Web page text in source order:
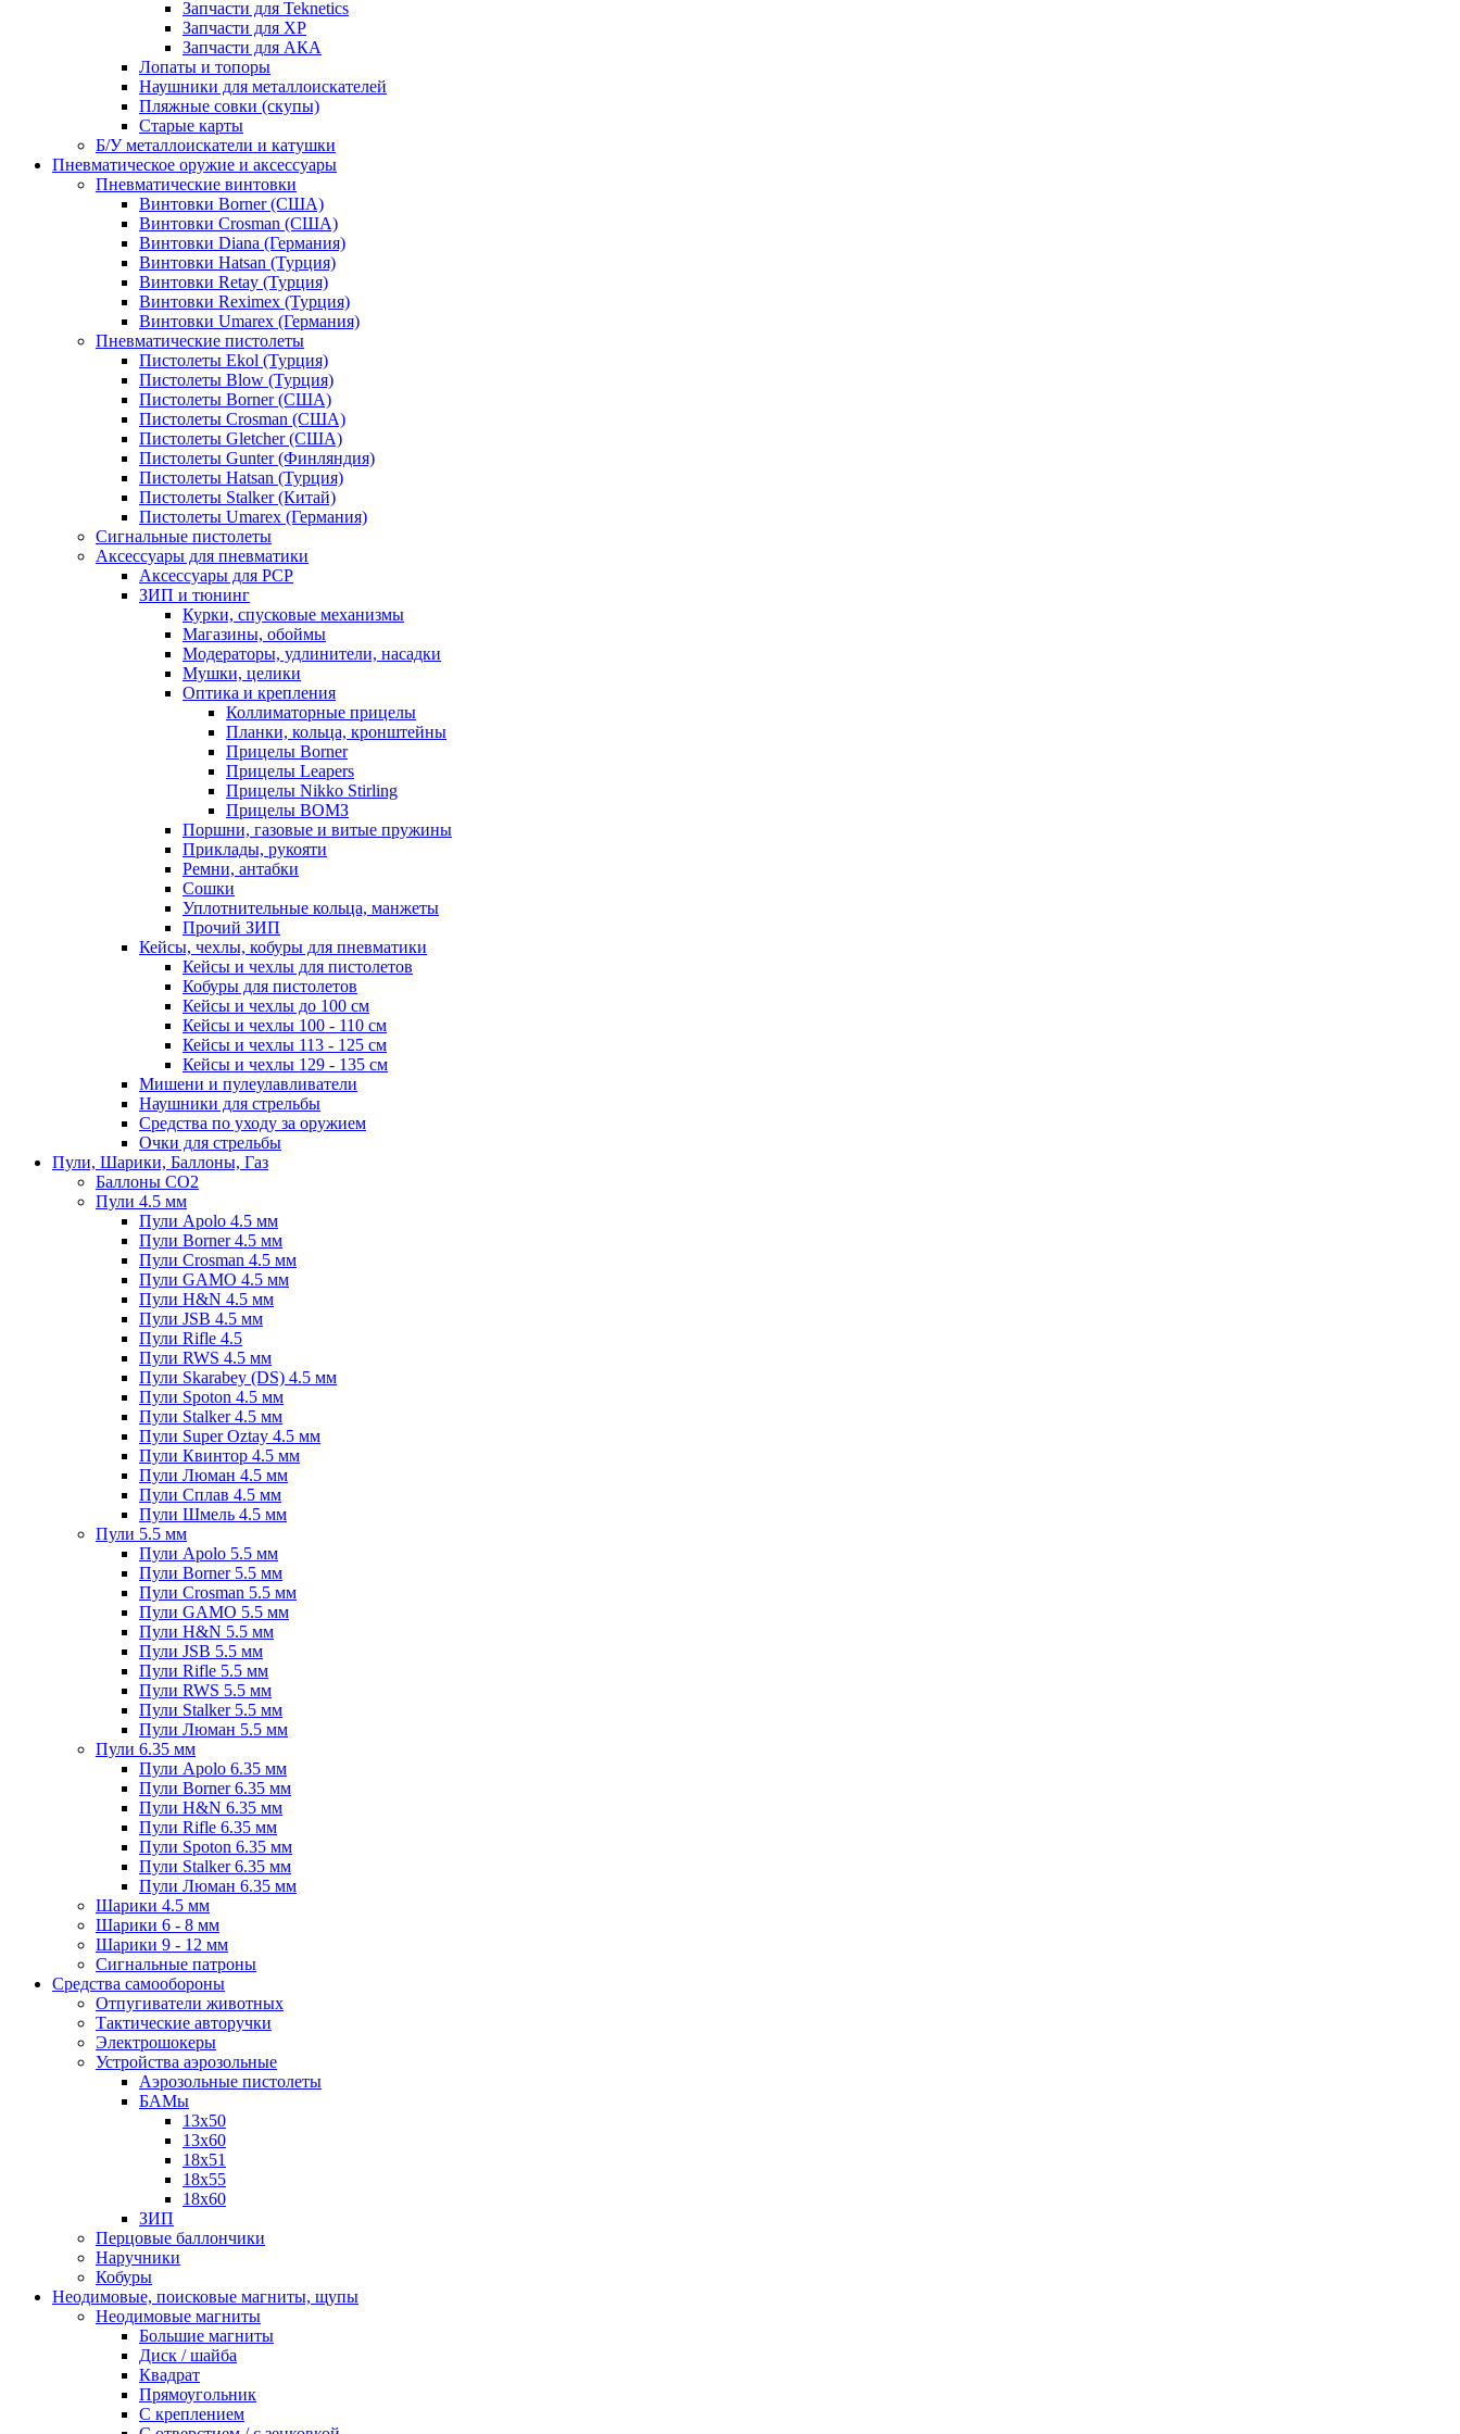
Запчасти для Teknetics
Запчасти для XP
Запчасти для АКА
Лопаты и топоры
Наушники для металлоискателей
Пляжные совки (скупы)
Старые карты
Б/У металлоискатели и катушки
Пневматическое оружие и аксессуары
Пневматические винтовки
Винтовки Borner (США)
Винтовки Crosman (США)
Винтовки Diana (Германия)
Винтовки Hatsan (Турция)
Винтовки Retay (Турция)
Винтовки Reximex (Турция)
Винтовки Umarex (Германия)
Пневматические пистолеты
Пистолеты Ekol (Турция)
Пистолеты Blow (Турция)
Пистолеты Borner (США)
Пистолеты Crosman (США)
Пистолеты Gletcher (США)
Пистолеты Gunter (Финляндия)
Пистолеты Hatsan (Турция)
Пистолеты Stalker (Китай)
Пистолеты Umarex (Германия)
Сигнальные пистолеты
Аксессуары для пневматики
Аксессуары для PCP
ЗИП и тюнинг
Курки, спусковые механизмы
Магазины, обоймы
Модераторы, удлинители, насадки
Мушки, целики
Оптика и крепления
Коллиматорные прицелы
Планки, кольца, кронштейны
Прицелы Borner
Прицелы Leapers
Прицелы Nikko Stirling
Прицелы ВОМЗ
Поршни, газовые и витые пружины
Приклады, рукояти
Ремни, антабки
Сошки
Уплотнительные кольца, манжеты
Прочий ЗИП
Кейсы, чехлы, кобуры для пневматики
Кейсы и чехлы для пистолетов
Кобуры для пистолетов
Кейсы и чехлы до 100 см
Кейсы и чехлы 100 - 110 см
Кейсы и чехлы 113 - 125 см
Кейсы и чехлы 129 - 135 см
Мишени и пулеулавливатели
Наушники для стрельбы
Средства по уходу за оружием
Очки для стрельбы
Пули, Шарики, Баллоны, Газ
Баллоны CO2
Пули 4.5 мм
Пули Apolo 4.5 мм
Пули Borner 4.5 мм
Пули Crosman 4.5 мм
Пули GAMO 4.5 мм
Пули H&N 4.5 мм
Пули JSB 4.5 мм
Пули Rifle 4.5
Пули RWS 4.5 мм
Пули Skarabey (DS) 4.5 мм
Пули Spoton 4.5 мм
Пули Stalker 4.5 мм
Пули Super Oztay 4.5 мм
Пули Квинтор 4.5 мм
Пули Люман 4.5 мм
Пули Сплав 4.5 мм
Пули Шмель 4.5 мм
Пули 5.5 мм
Пули Apolo 5.5 мм
Пули Borner 5.5 мм
Пули Crosman 5.5 мм
Пули GAMO 5.5 мм
Пули H&N 5.5 мм
Пули JSB 5.5 мм
Пули Rifle 5.5 мм
Пули RWS 5.5 мм
Пули Stalker 5.5 мм
Пули Люман 5.5 мм
Пули 6.35 мм
Пули Apolo 6.35 мм
Пули Borner 6.35 мм
Пули H&N 6.35 мм
Пули Rifle 6.35 мм
Пули Spoton 6.35 мм
Пули Stalker 6.35 мм
Пули Люман 6.35 мм
Шарики 4.5 мм
Шарики 6 - 8 мм
Шарики 9 - 12 мм
Сигнальные патроны
Средства самообороны
Отпугиватели животных
Тактические авторучки
Электрошокеры
Устройства аэрозольные
Аэрозольные пистолеты
БАМы
13х50
13х60
18х51
18х55
18х60
ЗИП
Перцовые баллончики
Наручники
Кобуры
Неодимовые, поисковые магниты, щупы
Неодимовые магниты
Большие магниты
Диск / шайба
Квадрат
Прямоугольник
С креплением